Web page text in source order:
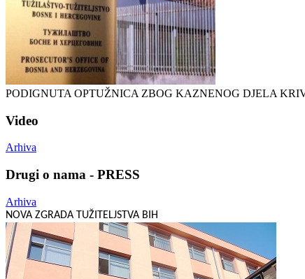
PODIGNUTA OPTUŽNICA ZBOG KAZNENOG DJELA
Video
Arhiva
Drugi o nama - PRESS
Arhiva
NOVA ZGRADA TUŽITELJSTVA BIH